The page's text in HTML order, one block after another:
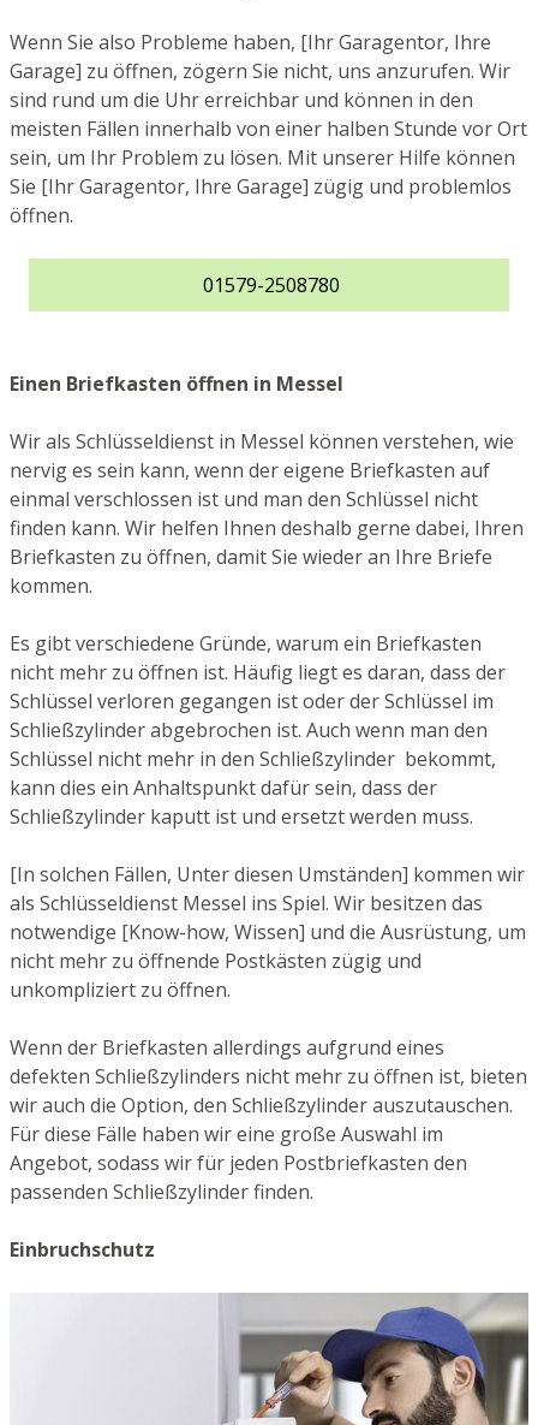
Wenn Sie also Probleme haben, [Ihr Garagentor, Ihre
Garage] zu öffnen, zögern Sie nicht, uns anzurufen. Wir
sind rund um die Uhr erreichbar und können in den
meisten Fällen innerhalb von einer halben Stunde vor Ort
sein, um Ihr Problem zu lösen. Mit unserer Hilfe können
Sie [Ihr Garagentor, Ihre Garage] zügig und problemlos
öffnen.
01579-2508780
Einen Briefkasten öffnen in Messel
Wir als Schlüsseldienst in Messel können verstehen, wie
nervig es sein kann, wenn der eigene Briefkasten auf
einmal verschlossen ist und man den Schlüssel nicht
finden kann. Wir helfen Ihnen deshalb gerne dabei, Ihren
Briefkasten zu öffnen, damit Sie wieder an Ihre Briefe
kommen.
Es gibt verschiedene Gründe, warum ein Briefkasten
nicht mehr zu öffnen ist. Häufig liegt es daran, dass der
Schlüssel verloren gegangen ist oder der Schlüssel im
Schließzylinder abgebrochen ist. Auch wenn man den
Schlüssel nicht mehr in den Schließzylinder bekommt,
kann dies ein Anhaltspunkt dafür sein, dass der
Schließzylinder kaputt ist und ersetzt werden muss.
[In solchen Fällen, Unter diesen Umständen] kommen wir
als Schlüsseldienst Messel ins Spiel. Wir besitzen das
notwendige [Know-how, Wissen] und die Ausrüstung, um
nicht mehr zu öffnende Postkästen zügig und
unkompliziert zu öffnen.
Wenn der Briefkasten allerdings aufgrund eines
defekten Schließzylinders nicht mehr zu öffnen ist, bieten
wir auch die Option, den Schließzylinder auszutauschen.
Für diese Fälle haben wir eine große Auswahl im
Angebot, sodass wir für jeden Postbriefkasten den
passenden Schließzylinder finden.
Einbruchschutz